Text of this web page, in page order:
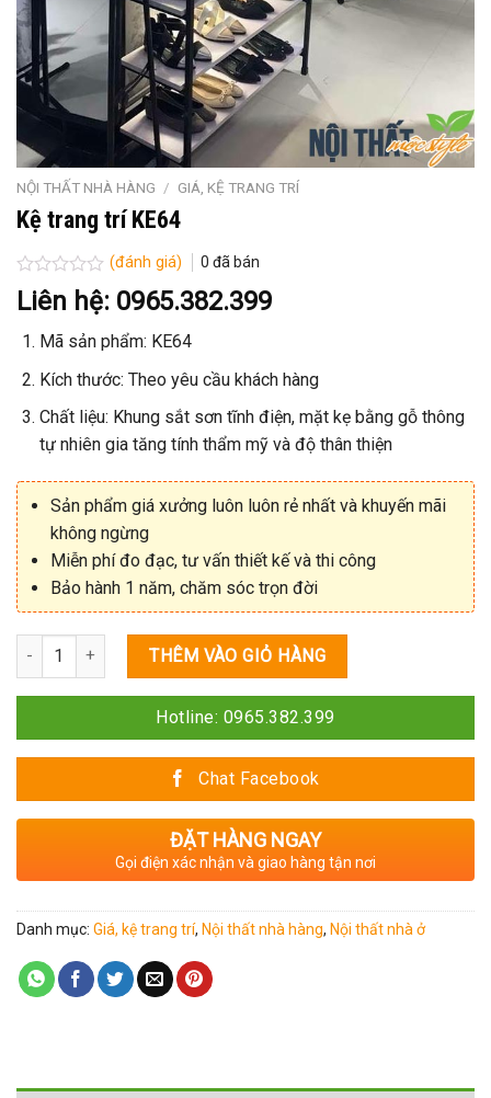
NỘI THẤT NHÀ HÀNG / GIÁ, KỆ TRANG TRÍ
Kệ trang trí KE64
Được
xếp
0
sao
(đánh giá) 0 đã bán
Liên hệ: 0965.382.399
Mã sản phẩm: KE64
Kích thước: Theo yêu cầu khách hàng
Chất liệu: Khung sắt sơn tĩnh điện, mặt kẹ bằng gỗ thông
tự nhiên gia tăng tính thẩm mỹ và độ thân thiện
Sản phẩm giá xưởng luôn luôn rẻ nhất và khuyến mãi
không ngừng
Miễn phí đo đạc, tư vấn thiết kế và thi công
Bảo hành 1 năm, chăm sóc trọn đời
Số lượng THÊM VÀO GIỎ HÀNG
Hotline: 0965.382.399
Chat Facebook
ĐẶT HÀNG NGAY
Gọi điện xác nhận và giao hàng tận nơi
Danh mục: Giá, kệ trang trí, Nội thất nhà hàng, Nội thất nhà ở